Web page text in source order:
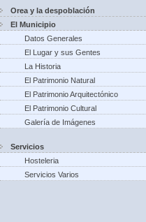
Orea y la despoblación
El Municipio
Datos Generales
El Lugar y sus Gentes
La Historia
El Patrimonio Natural
El Patrimonio Arquitectónico
El Patrimonio Cultural
Galería de Imágenes
Servicios
Hosteleria
Servicios Varios